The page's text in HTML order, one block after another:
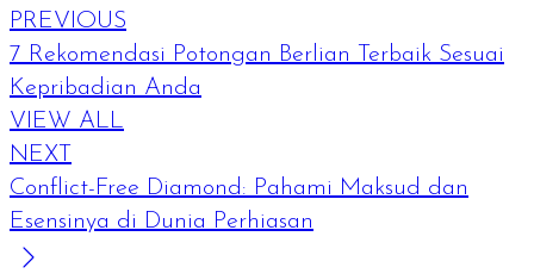
PREVIOUS
7 Rekomendasi Potongan Berlian Terbaik Sesuai
Kepribadian Anda
VIEW ALL
NEXT
Conflict-Free Diamond: Pahami Maksud dan
Esensinya di Dunia Perhiasan